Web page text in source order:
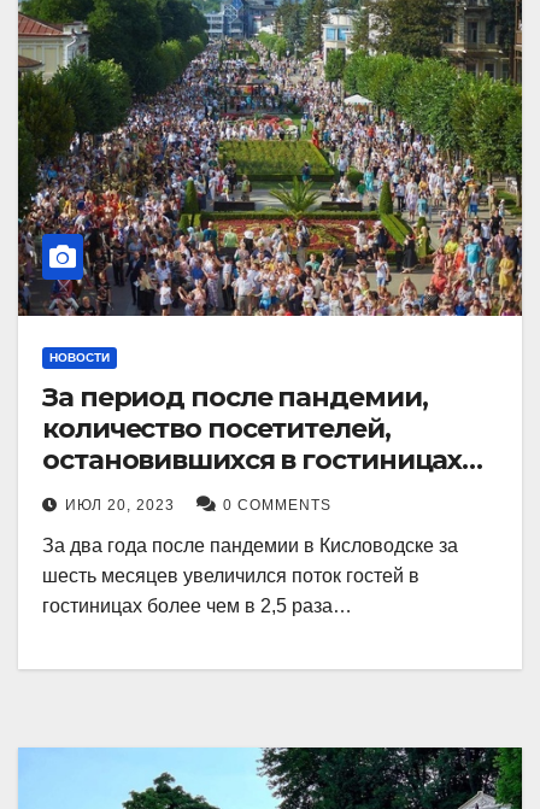
НОВОСТИ
За период после пандемии,
количество посетителей,
остановившихся в гостиницах
Кисловодска, выросло в 2,5 раза.
ИЮЛ 20, 2023 0 COMMENTS
За два года после пандемии в Кисловодске за
шесть месяцев увеличился поток гостей в
гостиницах более чем в 2,5 раза…